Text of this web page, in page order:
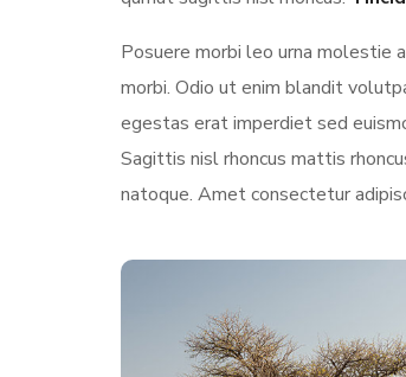
Posuere morbi leo urna
morbi. Odio ut enim blandit
egestas erat imperdiet sed
Sagittis nisl rhoncus mattis
natoque. Amet consectetur